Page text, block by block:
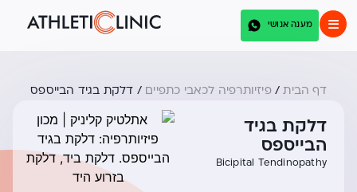
מענה אנושי
דף הבית/פיזיותרפיה לכאבי כתפיים / דלקת בגיד הבייספס
דלקת בגיד
הבייספס
Bicipital Tendinopathy